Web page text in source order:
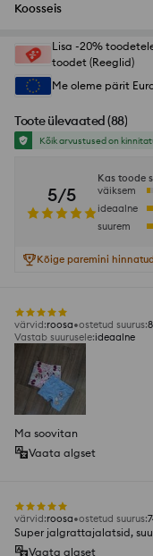
Koosseis
Lisa -20%
toodet (Reeglid)
Me oleme pärit
Toote ülevaated (88)
Kõik arvustused on
5/5
Kas toode
väiksem
ideaalne
suurem
Kõige paremini hinnatud
värvid:roosa ostetud suurus:
Vastab suurusele:ideaalne
Ma soovitan
Vaata algset
värvid:roosa ostetud suurus:
Super jalgrattajalatsid,
Vaata algset